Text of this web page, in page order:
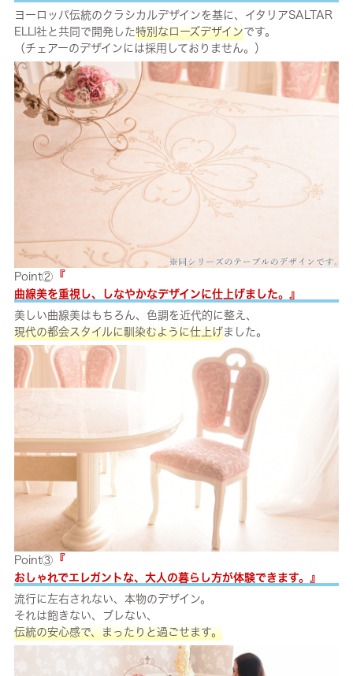
ヨーロッパ伝統のクラシカルデザインを基に、イタリアSALTAR
ELLI社と共同で開発した特別なローズデザインです。
（チェアーのデザインには採用しておりません。）
Point②『
曲線美を重視し、しなやかなデザインに仕上げました。 』
美しい曲線美はもちろん、色調を近代的に整え、
現代の都会スタイルに馴染むように仕上げました。
Point③『
おしゃれでエレガントな、大人の暮らし方が体験できます。 』
流行に左右されない、本物のデザイン。
それは飽きない、ブレない、
伝統の安心感で、まったりと過ごせます。